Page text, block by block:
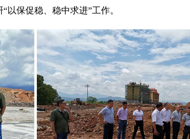
以保促稳、稳中求进”工作。